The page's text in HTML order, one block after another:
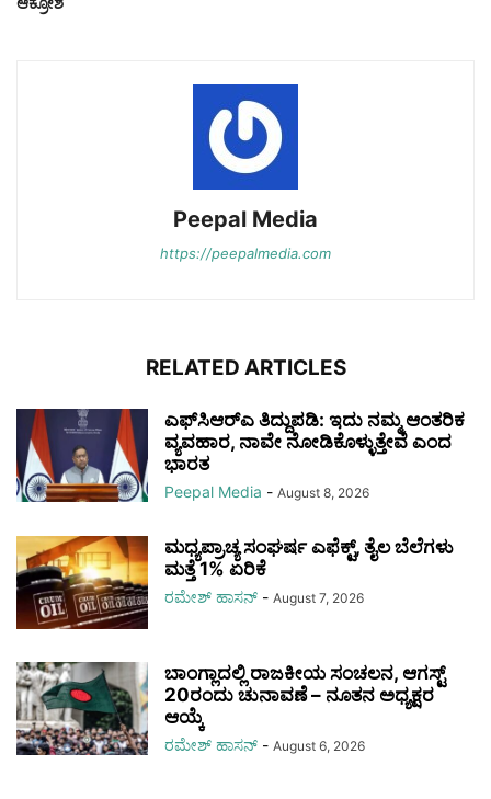
Peepal Media
https://peepalmedia.com
RELATED ARTICLES
ಎಫ್‌ಸಿಆರ್‌ಎ ತಿದ್ದುಪಡಿ: ಇದು ನಮ್ಮ ಆಂತರಿಕ
ವ್ಯವಹಾರ, ನಾವೇ ನೋಡಿಕೊಳ್ಳುತ್ತೇವೆ ಎಂದ
ಭಾರತ
Peepal Media - August 8, 2026
ಮಧ್ಯಪ್ರಾಚ್ಯ ಸಂಘರ್ಷ ಎಫೆಕ್ಟ್, ತೈಲ ಬೆಲೆಗಳು
ಮತ್ತೆ 1% ಏರಿಕೆ
ರಮೇಶ್‌ ಹಾಸನ್‌ - August 7, 2026
ಬಾಂಗ್ಲಾದಲ್ಲಿ ರಾಜಕೀಯ ಸಂಚಲನ, ಆಗಸ್ಟ್
20ರಂದು ಚುನಾವಣೆ – ನೂತನ ಅಧ್ಯಕ್ಷರ
ಆಯ್ಕೆ
ರಮೇಶ್‌ ಹಾಸನ್‌ - August 6, 2026